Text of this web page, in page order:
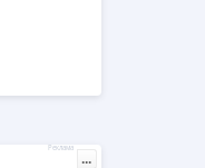
Реклама
...